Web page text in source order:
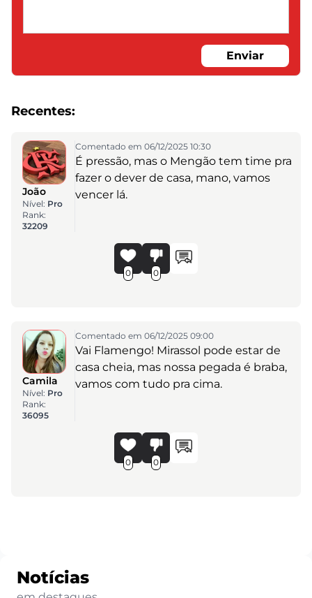
Enviar
Recentes:
João
Nível: Pro
Rank:
32209
Comentado em 06/12/2025 10:30
É pressão, mas o Mengão tem time pra
fazer o dever de casa, mano, vamos
vencer lá.
0 0
Camila
Nível: Pro
Rank:
36095
Comentado em 06/12/2025 09:00
Vai Flamengo! Mirassol pode estar de
casa cheia, mas nossa pegada é braba,
vamos com tudo pra cima.
0 0
Notícias